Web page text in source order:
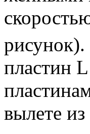
пластин
вылете из